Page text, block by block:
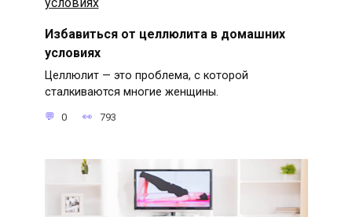
Избавиться от целлюлита в домашних
условиях
Целлюлит — это проблема, с которой
сталкиваются многие женщины.
0 793